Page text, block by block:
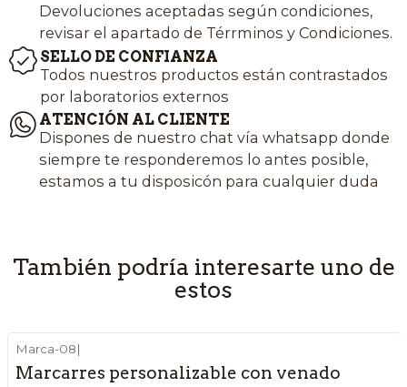
Devoluciones aceptadas según condiciones,
revisar el apartado de Térrminos y Condiciones.
SELLO DE CONFIANZA
Todos nuestros productos están contrastados
por laboratorios externos
ATENCIÓN AL CLIENTE
Dispones de nuestro chat vía whatsapp donde
siempre te responderemos lo antes posible,
estamos a tu disposicón para cualquier duda
También podría interesarte uno de
estos
Marca-08|
Marcarres personalizable con venado